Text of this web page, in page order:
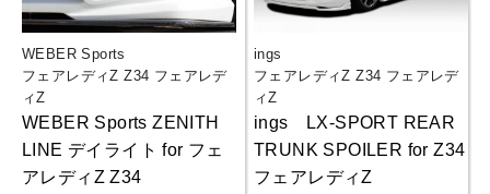
WEBER Sports
フェアレディZ Z34 フェアレデ
ィZ
WEBER Sports ZENITH
LINE デイライト for フェ
アレディZ Z34
ings
フェアレディZ Z34 フェアレデ
ィZ
ings LX-SPORT REAR
TRUNK SPOILER for Z34
フェアレディZ